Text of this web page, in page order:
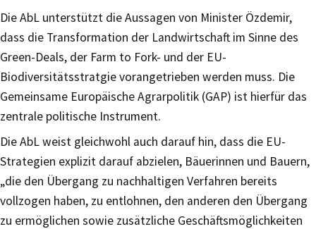
Die AbL unterstützt die Aussagen von Minister Özdemir,
dass die Transformation der Landwirtschaft im Sinne des
Green-Deals, der Farm to Fork- und der EU-
Biodiversitätsstratgie vorangetrieben werden muss. Die
Gemeinsame Europäische Agrarpolitik (GAP) ist hierfür das
zentrale politische Instrument.
Die AbL weist gleichwohl auch darauf hin, dass die EU-
Strategien explizit darauf abzielen, Bäuerinnen und Bauern,
„die den Übergang zu nachhaltigen Verfahren bereits
vollzogen haben, zu entlohnen, den anderen den Übergang
zu ermöglichen sowie zusätzliche Geschäftsmöglichkeiten